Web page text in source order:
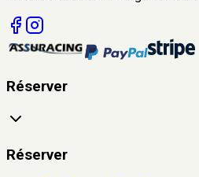
Réserver
Réserver